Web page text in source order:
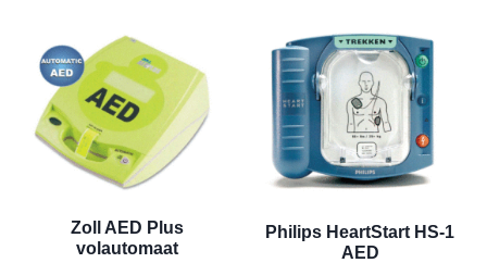
Zoll AED Plus
volautomaat
Philips HeartStart HS-1
AED